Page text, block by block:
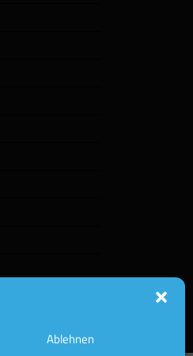
Ablehnen